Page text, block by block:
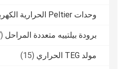
وحدات Peltier الحرارية الكهربائية
برودة بيلتييه متعددة المراحل (17)
مولد TEG الحراري (15)